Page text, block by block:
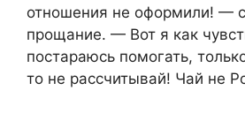
отношения не оформили! —
прощание. — Вот я как
постараюсь помогать,
то не рассчитывай! Чай не